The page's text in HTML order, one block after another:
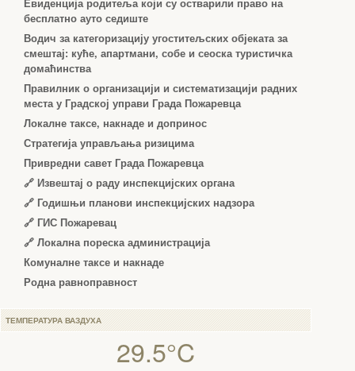
Евиденција родитеља који су остварили право на
бесплатно ауто седиште
Водич за категоризацију угоститељских објеката за
смештај: куће, апартмани, собе и сеоска туристичка
домаћинства
Правилник о организацији и систематизацији радних
места у Градској управи Града Пожаревца
Локалне таксе, накнаде и допринос
Стратегија управљања ризицима
Привредни савет Града Пожаревца
🔗 Извештај о раду инспекцијских органа
🔗 Годишњи планови инспекцијских надзора
🔗 ГИС Пожаревац
🔗 Локална пореска администрација
Комуналне таксе и накнаде
Родна равноправност
ТЕМПЕРАТУРА ВАЗДУХА
29.5°C